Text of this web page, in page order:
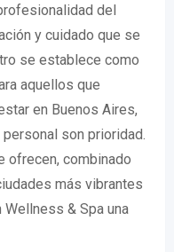
del
y cuidado que se
se establece como
aquellos que
en Buenos Aires,
son prioridad.
ofrecen, combinado
más vibrantes
Wellness & Spa una